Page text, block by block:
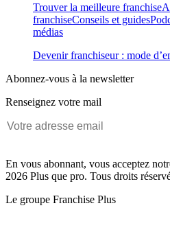
Trouver la meilleure franchise
franchiseConseils et guides
médias
Devenir franchiseur : mode
Abonnez-vous à la newsletter
Renseignez votre mail
En vous abonnant, vous acceptez
2026 Plus que pro. Tous droits
Le groupe Franchise Plus